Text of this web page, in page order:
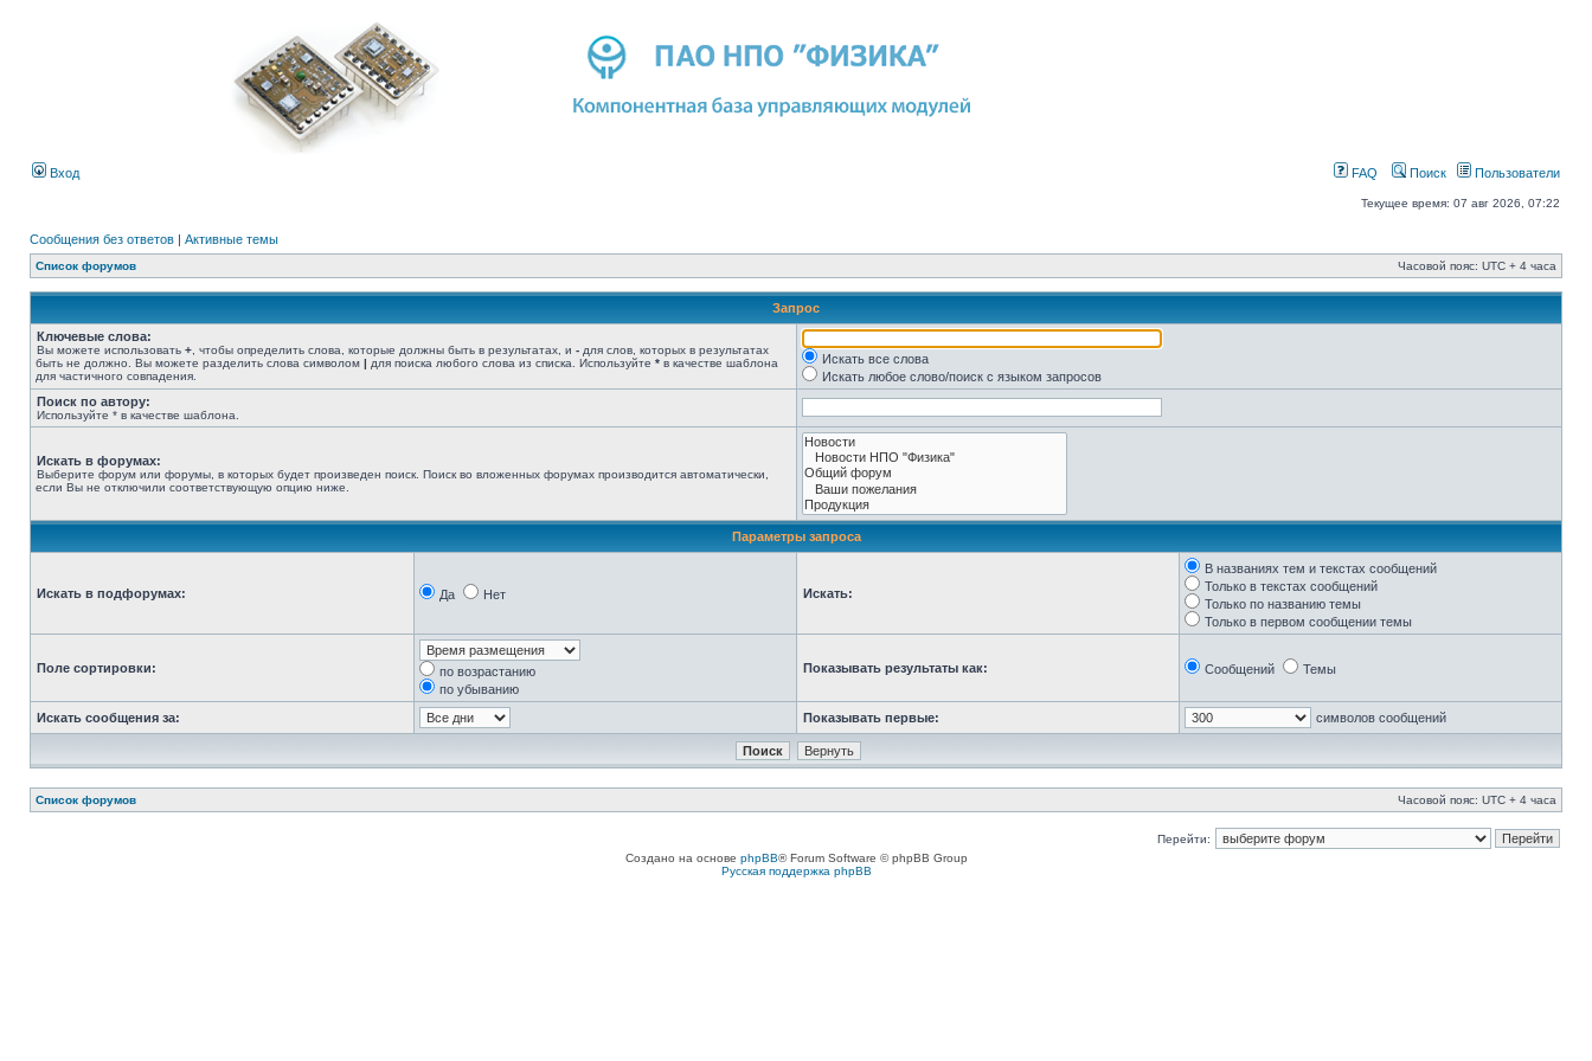
Вход FAQ Поиск Пользователи
Текущее время: 07 авг 2026, 07:22
Сообщения без ответов | Активные темы
Список форумов Часовой пояс: UTC + 4 часа
Запрос
Ключевые слова:
Вы можете использовать + , чтобы определить слова, которые должны быть в результатах, и - для слов, которых в результатах
быть не должно. Вы можете разделить слова символом | для поиска любого слова из списка. Используйте * в качестве шаблона
для частичного совпадения.
Искать все слова
Искать любое слово/поиск с языком запросов
Поиск по автору:
Используйте * в качестве шаблона.
Искать в форумах:
Выберите форум или форумы, в которых будет произведен поиск. Поиск во вложенных форумах производится автоматически,
если Вы не отключили соответствующую опцию ниже.
Параметры запроса
Искать в подфорумах: Да Нет Искать:
В названиях тем и текстах сообщений
Только в текстах сообщений
Только по названию темы
Только в первом сообщении темы
Поле сортировки:
по возрастанию
по убыванию
Показывать результаты как: Сообщений Темы
Искать сообщения за: Показывать первые: символов сообщений
Список форумов Часовой пояс: UTC + 4 часа
Перейти:
Создано на основе phpBB® Forum Software © phpBB Group
Русская поддержка phpBB